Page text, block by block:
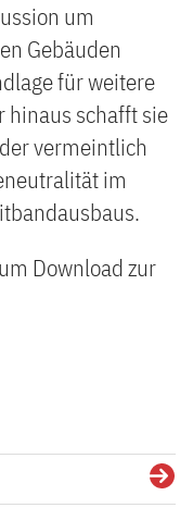
um
Gebäuden
für weitere
hinaus schafft sie
vermeintlich
im
Download zur